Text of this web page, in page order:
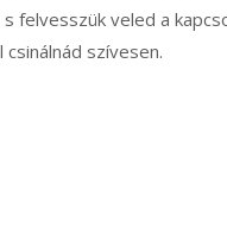
felvesszük veled a
szívesen.